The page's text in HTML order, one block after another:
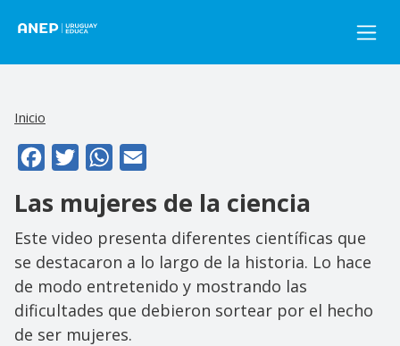
Inicio
FacebookTwitterWhatsApp
Las mujeres de la ciencia
Este video presenta diferentes científicas que
se destacaron a lo largo de la historia. Lo hace
de modo entretenido y mostrando las
dificultades que debieron sortear por el hecho
de ser mujeres.